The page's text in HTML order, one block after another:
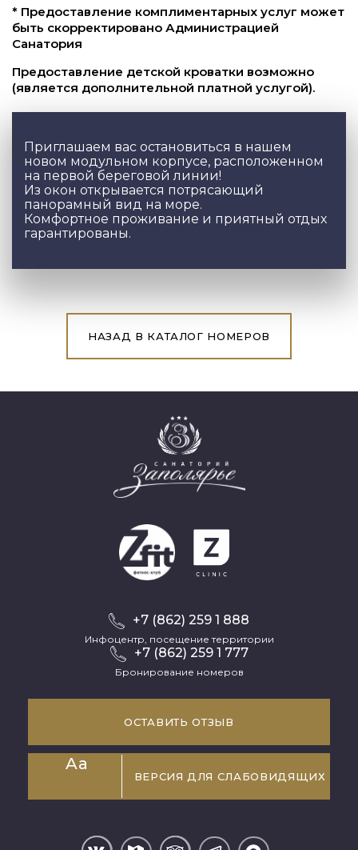
* Предоставление комплиментарных услуг может
быть скорректировано Администрацией
Санатория
Предоставление детской кроватки возможно
(является дополнительной платной услугой).
Приглашаем вас остановиться в нашем
новом модульном корпусе, расположенном
на первой береговой линии!
Из окон открывается потрясающий
панорамный вид на море.
Комфортное проживание и приятный отдых
гарантированы.
НАЗАД В КАТАЛОГ НОМЕРОВ
+7 (862) 259 1 888
Инфоцентр, посещение территории
+7 (862) 259 1 777
Бронирование номеров
ОСТАВИТЬ ОТЗЫВ
Aa
ВЕРСИЯ ДЛЯ СЛАБОВИДЯЩИХ